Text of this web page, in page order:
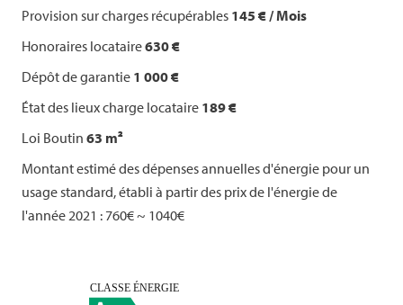
Provision sur charges récupérables 145 € / Mois
Honoraires locataire630 €
Dépôt de garantie 1 000 €
État des lieux charge locataire 189 €
Loi Boutin 63 m²
Montant estimé des dépenses annuelles d'énergie pour un
usage standard, établi à partir des prix de l'énergie de
l'année 2021 : 760€ ~ 1040€